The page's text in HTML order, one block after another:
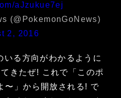
aJzukue7ej
(@PokemonGoNews)
2, 2016
いる方向がわかるように
きたぜ! これで「このポ
〜」から開放される! で